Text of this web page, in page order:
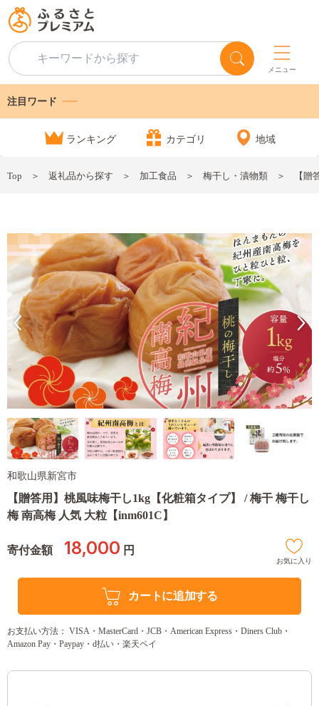
メニュー
注目ワード
ランキング カテゴリ 地域
Top 返礼品から探す 加工食品 梅干し・漬物類 【
和歌山県新宮市
【贈答用】桃風味梅干し1kg【化粧箱タイプ】 / 梅干 梅干し
梅 南高梅 人気 大粒【inm601C】
寄付金額 18,000 円
お気に入り
カートに追加する
お支払い方法： VISA・MasterCard・JCB・American Express・Diners Club・
Amazon Pay・Paypay・d払い・楽天ペイ